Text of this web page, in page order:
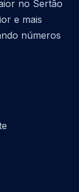
no Sertão
e mais
números